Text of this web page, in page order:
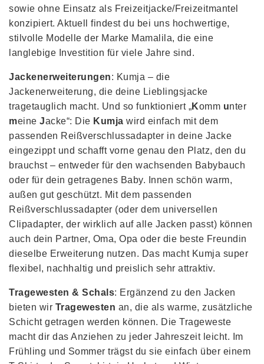
sowie ohne Einsatz als Freizeitjacke/Freizeitmantel
konzipiert. Aktuell findest du bei uns hochwertige,
stilvolle Modelle der Marke Mamalila, die eine
langlebige Investition für viele Jahre sind.
Jackenerweiterungen: Kumja – die
Jackenerweiterung, die deine Lieblingsjacke
tragetauglich macht. Und so funktioniert „Komm unter
meine Jacke“: Die Kumja wird einfach mit dem
passenden Reißverschlussadapter in deine Jacke
eingezippt und schafft vorne genau den Platz, den du
brauchst – entweder für den wachsenden Babybauch
oder für dein getragenes Baby. Innen schön warm,
außen gut geschützt. Mit dem passenden
Reißverschlussadapter (oder dem universellen
Clipadapter, der wirklich auf alle Jacken passt) können
auch dein Partner, Oma, Opa oder die beste Freundin
dieselbe Erweiterung nutzen. Das macht Kumja super
flexibel, nachhaltig und preislich sehr attraktiv.
Tragewesten & Schals: Ergänzend zu den Jacken
bieten wir Tragewesten an, die als warme, zusätzliche
Schicht getragen werden können. Die Trageweste
macht dir das Anziehen zu jeder Jahreszeit leicht. Im
Frühling und Sommer trägst du sie einfach über einem